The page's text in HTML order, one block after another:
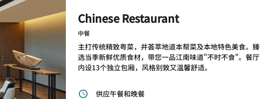
Chinese Restaurant
中餐
主打传统精致粤菜，并荟萃地道本帮菜及本地特色美食。臻
选当季新鲜优质食材，带您一品江南味道"不时不食"。餐厅
内设13个独立包厢，风格别致又温馨舒适。
供应午餐和晚餐